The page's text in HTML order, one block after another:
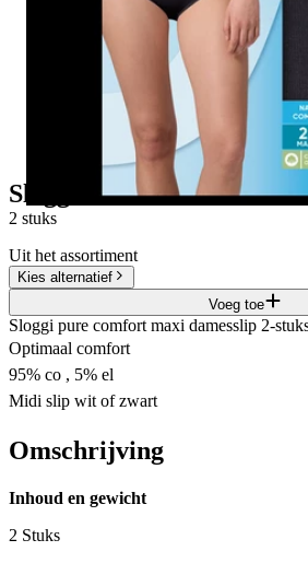
Sloggi Comfort maxi
2 stuks
Uit het assortiment
Kies alternatief
Voeg toe
Sloggi pure comfort maxi damesslip 2-
Optimaal comfort
95% co , 5% el
Midi slip wit of zwart
Omschrijving
Inhoud en gewicht
2 Stuks